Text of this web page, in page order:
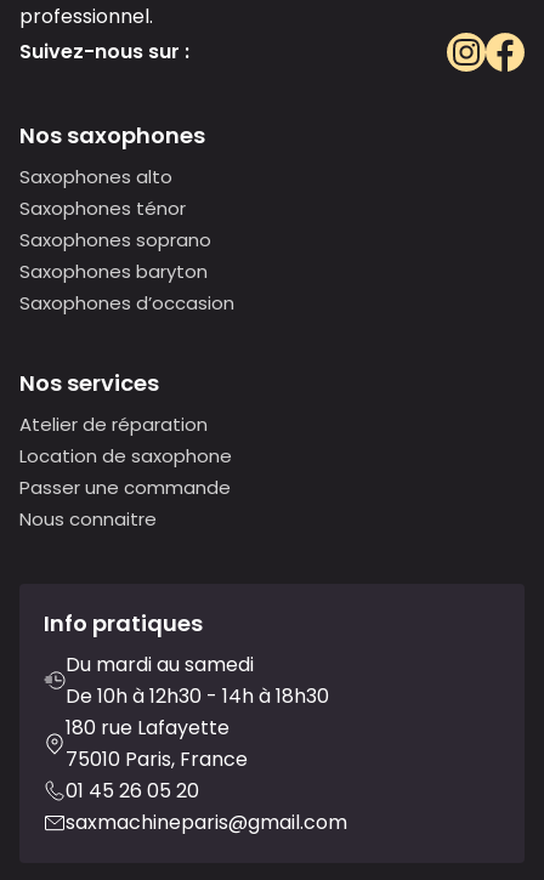
professionnel.
Suivez-nous sur :
Nos saxophones
Saxophones alto
Saxophones ténor
Saxophones soprano
Saxophones baryton
Saxophones d’occasion
Nos services
Atelier de réparation
Location de saxophone
Passer une commande
Nous connaitre
Info pratiques
Du mardi au samedi
De 10h à 12h30 - 14h à 18h30
180 rue Lafayette
75010 Paris, France
01 45 26 05 20
saxmachineparis@gmail.com